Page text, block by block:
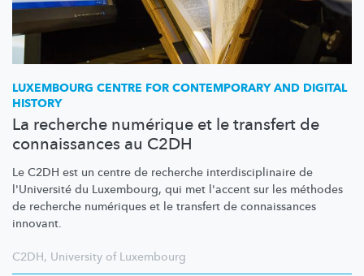
LUXEMBOURG CENTRE FOR CONTEMPORARY AND DIGITAL
HISTORY
La recherche numérique et le transfert de
connaissances au C2DH
Le C2DH est un centre de recherche interdisciplinaire de
l'Université du Luxembourg, qui met l'accent sur les méthodes
de recherche numériques et le transfert de connaissances
innovant.
C2DH, University of Luxembourg